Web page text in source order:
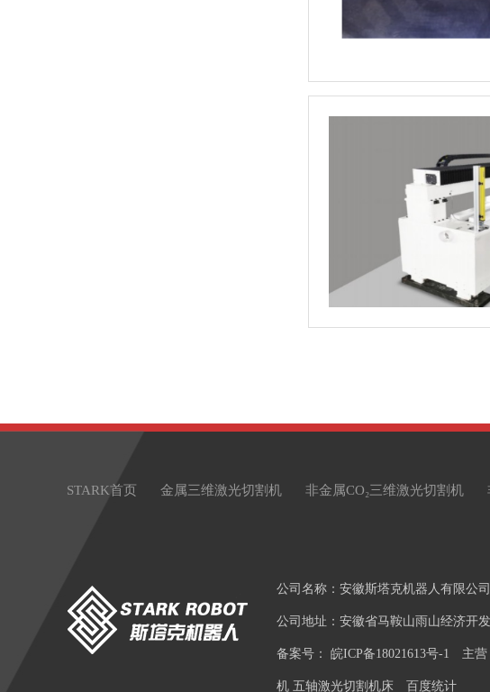
STARK首页 金属三维激光切割机 非金属CO₂三维激光切割机
公司名称：安徽斯塔克机器人有限公司
公司地址：安徽省马鞍山雨山经济开
备案号： 皖ICP备18021613号-1 主
机 五轴激光切割机床 百度统计